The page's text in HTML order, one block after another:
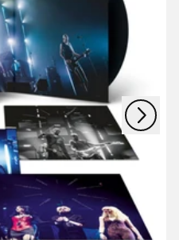
nächstes